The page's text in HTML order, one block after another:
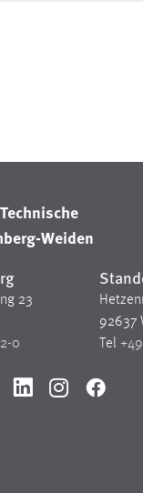
Weiden
23
0
92637
Tel
LinkedInInstagram
Jahre,
der Website